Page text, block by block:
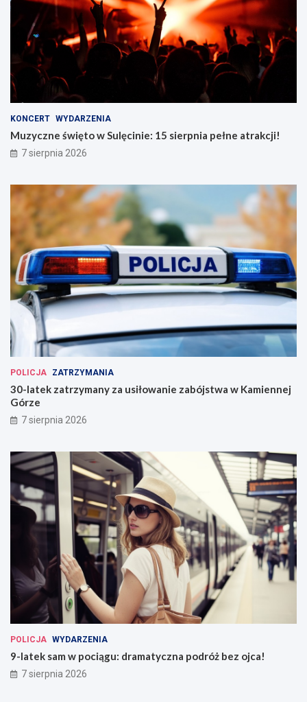
KONCERT WYDARZENIA
Muzyczne święto w Sulęcinie: 15 sierpnia pełne atrakcji!
7 sierpnia 2026
POLICJA ZATRZYMANIA
30-latek zatrzymany za usiłowanie zabójstwa w Kamiennej
Górze
7 sierpnia 2026
POLICJA WYDARZENIA
9-latek sam w pociągu: dramatyczna podróż bez ojca!
7 sierpnia 2026